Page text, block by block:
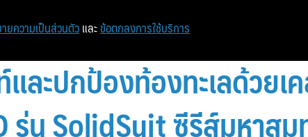
ละปกป้องท้องทะเลด้วยเ
รุ่น SolidSuit ซีรีส์มหาส
ยความเป็นส่วนตัว และ ข้อตกลงการใช้บริการ